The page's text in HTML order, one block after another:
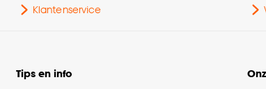
Klantenservice
Tips en info